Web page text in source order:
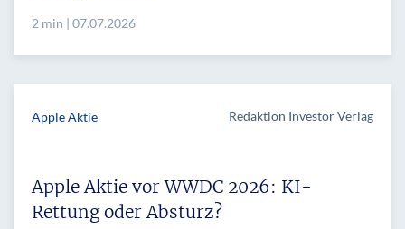
2 min | 07.07.2026
Apple Aktie Redaktion Investor Verlag
Apple Aktie vor WWDC 2026: KI-
Rettung oder Absturz?